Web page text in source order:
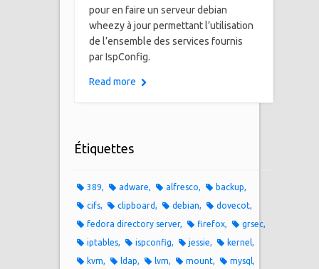
pour en faire un serveur debian
wheezy à jour permettant l’utilisation
de l’ensemble des services fournis
par IspConfig.
Read more
Étiquettes
389 adware alfresco
backup
cifs
clipboard debian
dovecot
fedora directory server
firefox
grsec
iptables
ispconfig jessie
kernel
kvm
ldap lvm mount
mysql